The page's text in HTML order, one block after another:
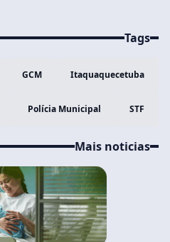
Tags
GCM Itaquaquecetuba
Polícia Municipal STF
Mais noticias